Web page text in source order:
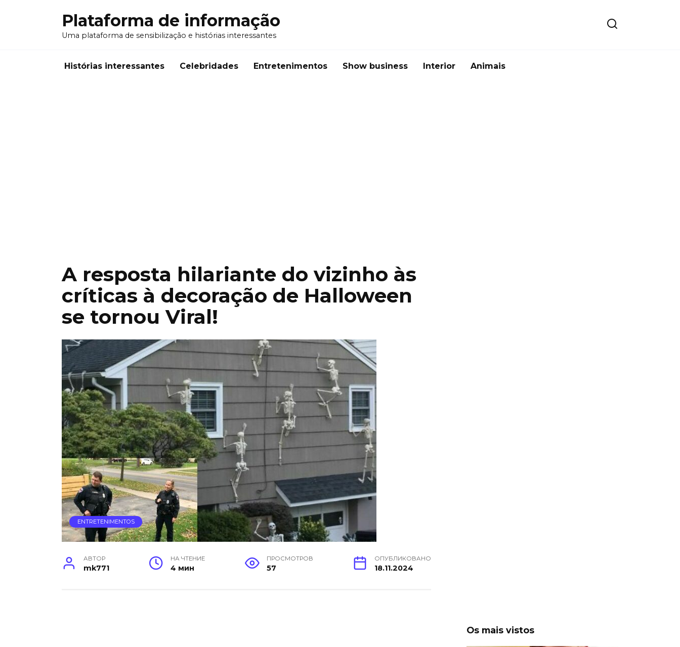
Plataforma de informação
Uma plataforma de sensibilização e histórias interessantes
Histórias interessantes Celebridades Entretenimentos Show business Interior Animais
A resposta hilariante do vizinho às
críticas à decoração de Halloween
se tornou Viral!
ENTRETENIMENTOS
АВТОР
mk771
НА ЧТЕНИЕ
4 мин
ПРОСМОТРОВ
57
ОПУБЛИКОВАНО
18.11.2024
Os mais vistos